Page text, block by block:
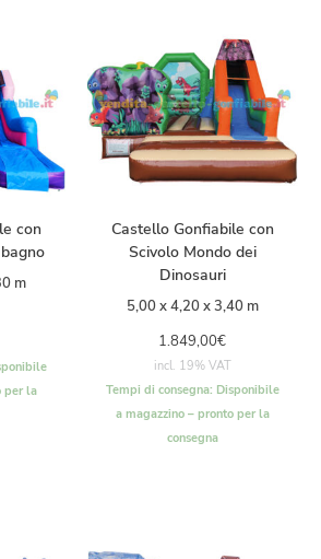
con
m
per la
Castello Gonfiabile con
Scivolo Mondo dei
Dinosauri
5,00 x 4,20 x 3,40 m
1.849,00€
incl. 19% VAT
Tempi di consegna: Disponibile
a magazzino – pronto per la
consegna